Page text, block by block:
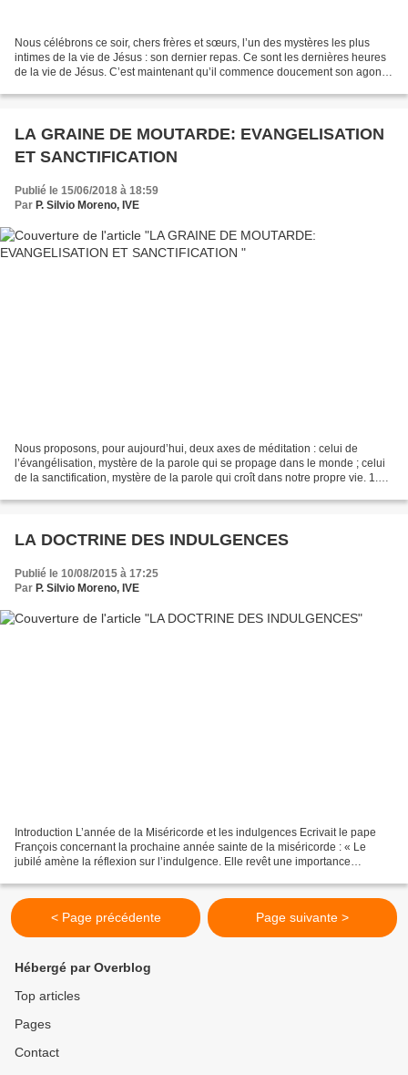
Nous célébrons ce soir, chers frères et sœurs, l’un des mystères les plus
intimes de la vie de Jésus : son dernier repas. Ce sont les dernières heures
de la vie de Jésus. C’est maintenant qu’il commence doucement son agonie,
LA GRAINE DE MOUTARDE: EVANGELISATION
ET SANCTIFICATION
Publié le 15/06/2018 à 18:59
Par P. Silvio Moreno, IVE
Nous proposons, pour aujourd’hui, deux axes de méditation : celui de
l’évangélisation, mystère de la parole qui se propage dans le monde ; celui
de la sanctification, mystère de la parole qui croît dans notre propre vie. 1.
LA DOCTRINE DES INDULGENCES
Publié le 10/08/2015 à 17:25
Par P. Silvio Moreno, IVE
Introduction L’année de la Miséricorde et les indulgences Ecrivait le pape
François concernant la prochaine année sainte de la miséricorde : « Le
jubilé amène la réflexion sur l’indulgence. Elle revêt une importance
< Page précédente Page suivante >
Hébergé par Overblog
Top articles
Pages
Contact